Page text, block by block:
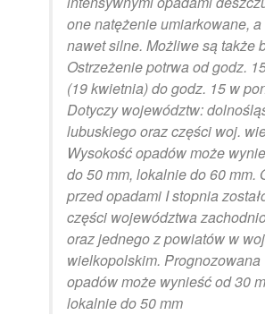
one natężenie umiarkowane,
nawet silne. Możliwe są także
Ostrzeżenie potrwa od godz.
(19 kwietnia) do godz. 15 w
Dotyczy województw:
lubuskiego oraz części woj.
Wysokość opadów może
do 50 mm, lokalnie do 60 mm.
przed opadami I stopnia
części województwa
oraz jednego z powiatów w
wielkopolskim.
opadów może wynieść od 30
lokalnie do 50 mm